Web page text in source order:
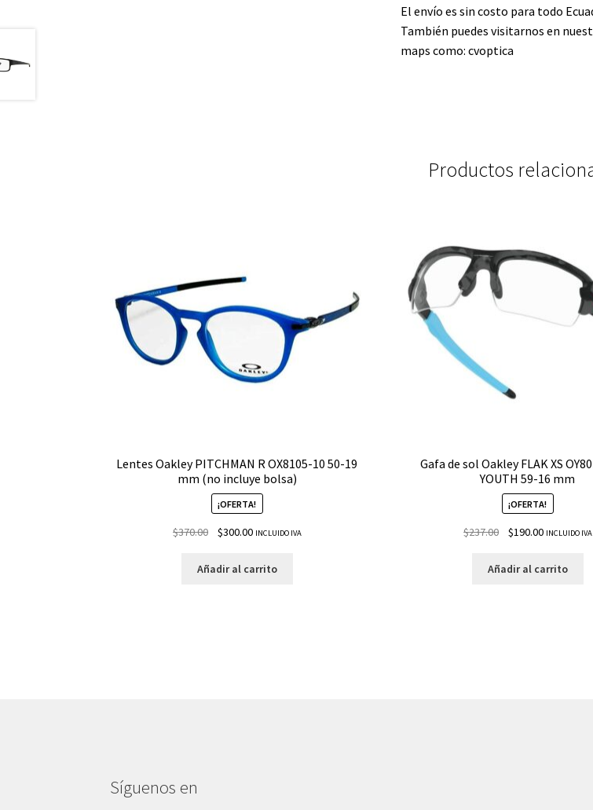
El envío es sin costo para todo
También puedes visitarnos en
maps como: cvoptica
Productos
Lentes Oakley PITCHMAN R OX8105-10 50-19
mm (no incluye bolsa)
¡OFERTA!
$370.00 $300.00 INCLUIDO IVA
Añadir al carrito
Gafa de sol Oakley FLAK XS
YOUTH 59-16 mm
¡OFERTA!
$237.00 $190.00 INCLUIDO IVA
Añadir al carrito
Síguenos en